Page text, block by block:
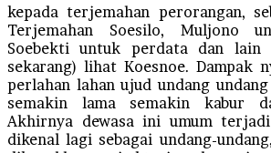
kepada terjemahan perorangan,
Terjemahan Soesilo, Muljono
Soebekti untuk perdata dan lain
sekarang) lihat Koesnoe. Dampak
perlahan lahan ujud undang
semakin lama semakin kabur
Akhirnya dewasa ini umum
dikenal lagi sebagai undang-